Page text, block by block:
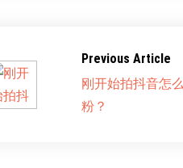
Previous Article
刚开始拍抖音怎
粉？